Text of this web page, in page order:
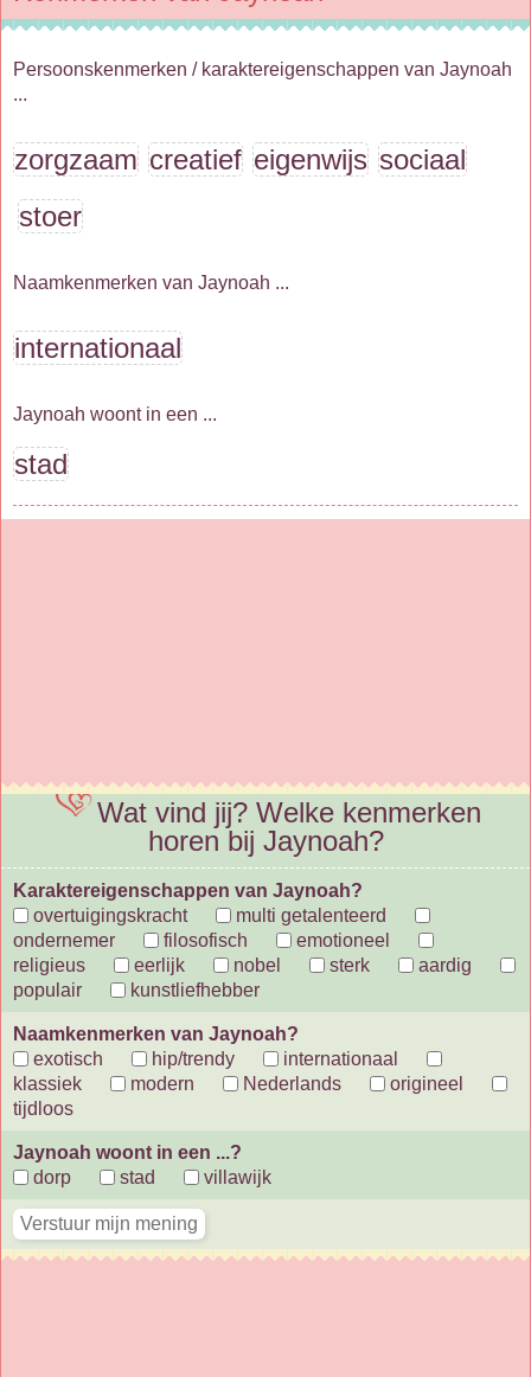
Persoonskenmerken / karaktereigenschappen van Jaynoah
...
zorgzaam creatief eigenwijs sociaal
stoer
Naamkenmerken van Jaynoah ...
internationaal
Jaynoah woont in een ...
stad
Wat vind jij? Welke kenmerken
horen bij Jaynoah?
Karaktereigenschappen van Jaynoah?
overtuigingskracht
multi getalenteerd
ondernemer
filosofisch
emotioneel
religieus
eerlijk nobel sterk
aardig
populair
kunstliefhebber
Naamkenmerken van Jaynoah?
exotisch
hip/trendy
internationaal
klassiek
modern Nederlands
origineel
tijdloos
Jaynoah woont in een ...?
dorp
stad villawijk